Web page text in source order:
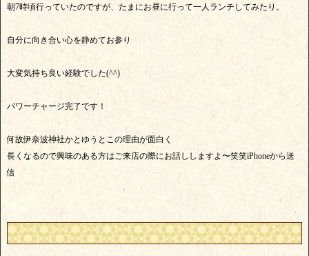
朝7時頃行っていたのですが、たまにお昼に行って一人ランチしてみたり。
自分に向き合い心を静めてお参り
大変気持ち良い経験でした(^^)
パワーチャージ完了です！
何故伊奈波神社かとゆうとこの理由が面白く
長くなるので興味のある方はご来店の際にお話ししますよ〜笑笑iPhoneから送
信